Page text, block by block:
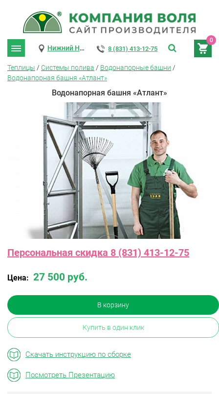
0
Нижний Новгород 8 (831) 413-12-75
Теплицы / Системы полива / Водонапорные башни /
Водонапорная башня «Атлант»
Водонапорная башня «Атлант»
Персональная скидка 8 (831) 413-12-75
Цена: 27 500 руб.
В корзину
Купить в один клик
Скачать инструкцию по сборке
Посмотреть Презентацию